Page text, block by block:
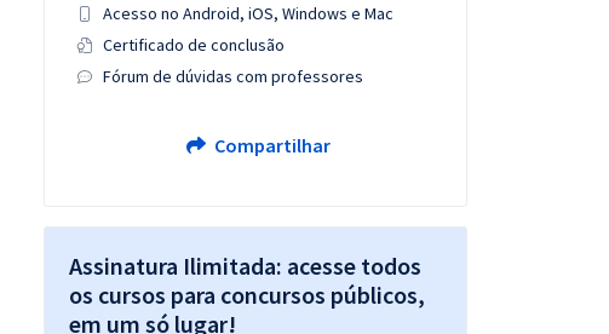
Acesso no Android, iOS, Windows e Mac
Certificado de conclusão
Fórum de dúvidas com professores
Compartilhar
Assinatura Ilimitada: acesse todos
os cursos para concursos públicos,
em um só lugar!